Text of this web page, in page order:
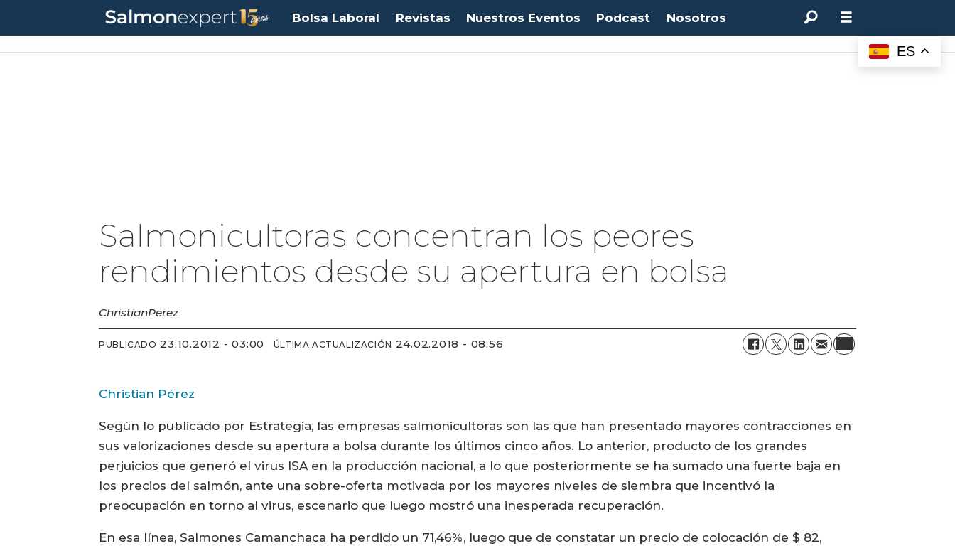
Bolsa Laboral Revistas Nuestros Eventos Podcast Nosotros
Salmonicultoras concentran los peores
rendimientos desde su apertura en bolsa
ChristianPerez
PUBLICADO 23.10.2012 - 03:00 ÚLTIMA ACTUALIZACIÓN 24.02.2018 - 08:56
Christian Pérez
Según lo publicado por Estrategia, las empresas salmonicultoras son las que han presentado mayores contracciones en
sus valorizaciones desde su apertura a bolsa durante los últimos cinco años. Lo anterior, producto de los grandes
perjuicios que generó el virus ISA en la producción nacional, a lo que posteriormente se ha sumado una fuerte baja en
los precios del salmón, ante una sobre-oferta motivada por los mayores niveles de siembra que incentivó la
preocupación en torno al virus, escenario que luego mostró una inesperada recuperación.
En esa línea, Salmones Camanchaca ha perdido un 71,46%, luego que de constatar un precio de colocación de $ 82,
ES